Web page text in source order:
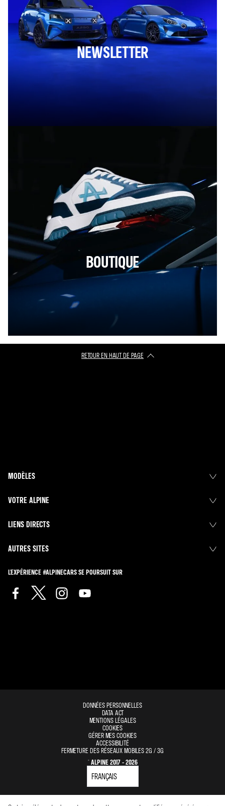
NEWSLETTER
BOUTIQUE
RETOUR EN HAUT DE PAGE​
MODÈLES
VOTRE ALPINE
LIENS DIRECTS
AUTRES SITES
L'EXPÉRIENCE #ALPINECARS SE POURSUIT SUR
DONNÉES PERSONNELLES
DATA ACT
MENTIONS LÉGALES
COOKIES
GÉRER MES COOKIES
ACCESSIBILITÉ
FERMETURE DES RÉSEAUX MOBILES 2G / 3G
© ALPINE 2017 - 2026